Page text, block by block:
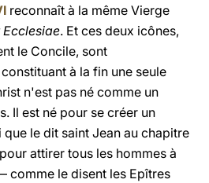
reconnaît à la même Vierge
. Et ces deux icônes,
le Concile, sont
à la fin une seule
n'est pas né comme un
Il est né pour se créer un
le dit saint Jean au chapitre
attirer tous les hommes à
comme le disent les Epîtres